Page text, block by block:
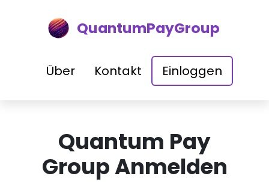
QuantumPayGroup
Über Kontakt Einloggen
Quantum Pay
Group Anmelden